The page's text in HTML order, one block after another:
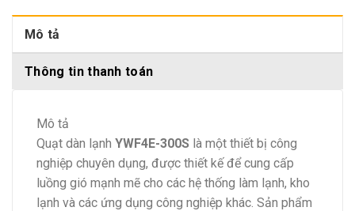
Mô tả
Thông tin thanh toán
Mô tả
Quạt dàn lạnh YWF4E-300S là một thiết bị công
nghiệp chuyên dụng, được thiết kế để cung cấp
luồng gió mạnh mẽ cho các hệ thống làm lạnh, kho
lạnh và các ứng dụng công nghiệp khác. Sản phẩm